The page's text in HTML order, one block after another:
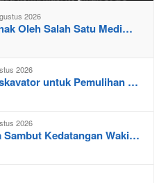
2026
Oleh Salah Satu Medi…
2026
untuk Pemulihan …
2026
Sambut Kedatangan Waki…